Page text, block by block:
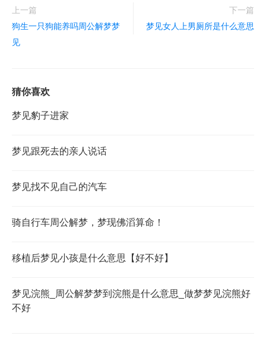
上一篇
狗生一只狗能养吗周公解梦梦
见
下一篇
梦见女人上男厕所是什么意思
猜你喜欢
梦见豹子进家
梦见跟死去的亲人说话
梦见找不见自己的汽车
骑自行车周公解梦，梦现佛滔算命！
移植后梦见小孩是什么意思【好不好】
梦见浣熊_周公解梦梦到浣熊是什么意思_做梦梦见浣熊好
不好